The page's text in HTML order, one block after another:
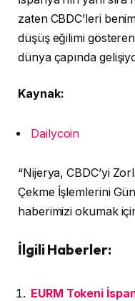
zaten CBDC’leri
düşüş eğilimi
dünya çapında
Kaynak:
Dailycoin
“Nijerya, CBDC’yi
Çekme İşlemlerini
haberimizi okumak
İlgili Haberler:
EURM Tokeni